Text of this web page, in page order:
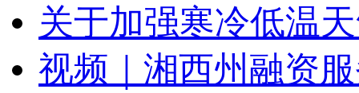
关于加强寒冷低温
视频｜湘西州融资